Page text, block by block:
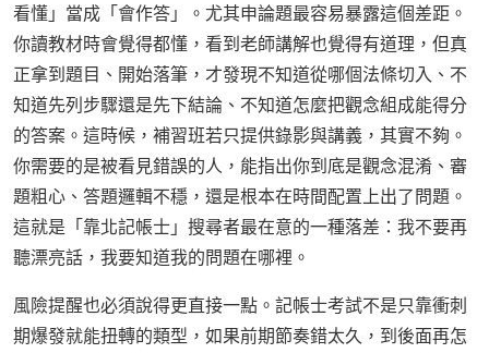
看懂」當成「會作答」。尤其申論題最容易暴露這個差距。
你讀教材時會覺得都懂，看到老師講解也覺得有道理，但真
正拿到題目、開始落筆，才發現不知道從哪個法條切入、不
知道先列步驟還是先下結論、不知道怎麼把觀念組成能得分
的答案。這時候，補習班若只提供錄影與講義，其實不夠。
你需要的是被看見錯誤的人，能指出你到底是觀念混淆、審
題粗心、答題邏輯不穩，還是根本在時間配置上出了問題。
這就是「靠北記帳士」搜尋者最在意的一種落差：我不要再
聽漂亮話，我要知道我的問題在哪裡。
風險提醒也必須說得更直接一點。記帳士考試不是只靠衝刺
期爆發就能扭轉的類型，如果前期節奏錯太久，到後面再怎